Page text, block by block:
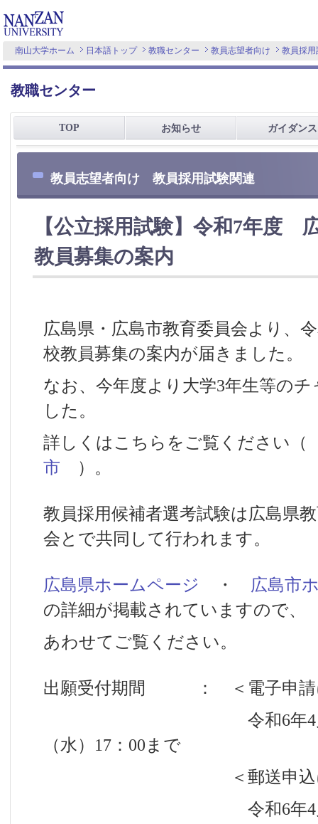
南山大学ホーム 日本語トップ 教職センター 教員志望者向け 教員採用
教職センター
TOP お知らせ ガイダンス
教員志望者向け 教員採用試験関連
【公立採用試験】令和7年度
教員募集の案内
広島県・広島市教育委員会より、
校教員募集の案内が届きました。
なお、今年度より大学3年生等の
した。
詳しくはこちらをご覧ください
市 ）。
教員採用候補者選考試験は広島県
会とで共同して行われます。
広島県ホームページ ・ 広島市
の詳細が掲載されていますので、
あわせてご覧ください。
出願受付期間 ： ＜電子申請
令和6年4月8日（
（水）17：00まで
＜郵送申込によ
令和6年4月8日（